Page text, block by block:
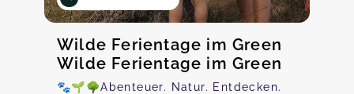
Wilde Ferientage im Green
Wilde Ferientage im Green
🐾🌱🌳Abenteuer. Natur. Entdecken.